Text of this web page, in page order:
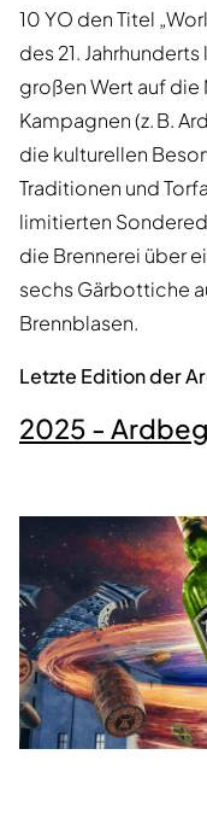
10 YO den Titel
des 21.
großen Wert auf
Kampagnen (z. B.
die kulturellen
Traditionen und
limitierten
die Brennerei über
sechs Gärbottiche
Brennblasen.
Letzte Edition der
2025 -